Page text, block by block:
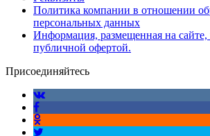
Политика компании в отношении
персональных данных
Информация, размещенная на сайте,
публичной офертой.
Присоединяйтесь